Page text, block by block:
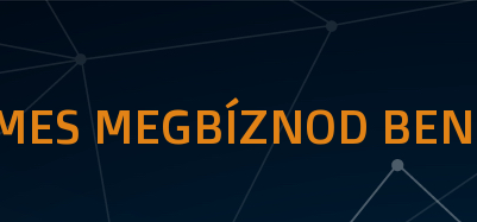
MEGBÍZNOD